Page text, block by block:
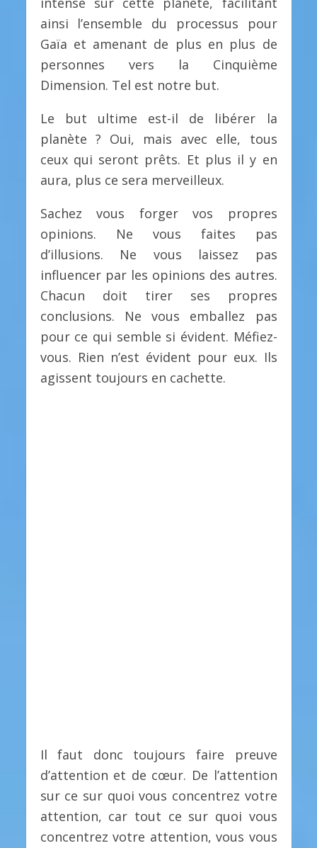
ainsi l’ensemble du processus pour
Gaïa et amenant de plus en plus de
personnes vers la Cinquième
Dimension. Tel est notre but.
Le but ultime est-il de libérer la
planète ? Oui, mais avec elle, tous
ceux qui seront prêts. Et plus il y en
aura, plus ce sera merveilleux.
Sachez vous forger vos propres
opinions. Ne vous faites pas
d’illusions. Ne vous laissez pas
influencer par les opinions des autres.
Chacun doit tirer ses propres
conclusions. Ne vous emballez pas
pour ce qui semble si évident. Méfiez-
vous. Rien n’est évident pour eux. Ils
agissent toujours en cachette.
Il faut donc toujours faire preuve
d’attention et de cœur. De l’attention
sur ce sur quoi vous concentrez votre
attention, car tout ce sur quoi vous
concentrez votre attention, vous vous